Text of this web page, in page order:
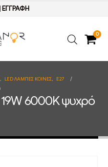
ΕΓΓΡΑΦΗ
0
, LED ΛΑΜΠΕΣ ΚΟΙΝΕΣ,
E27
6000K ψυχρό